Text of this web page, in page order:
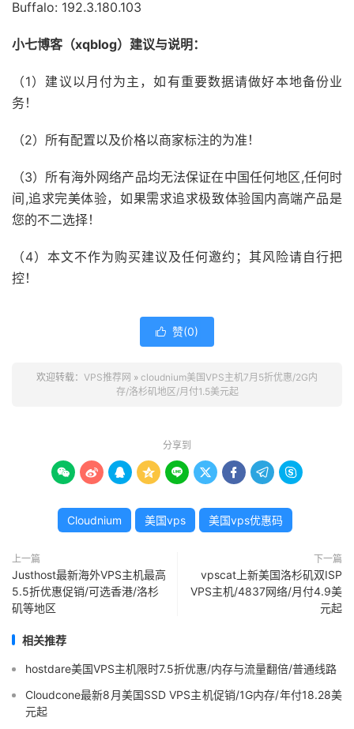
Buffalo: 192.3.180.103
小七博客（xqblog）建议与说明：
（1）建议以月付为主，如有重要数据请做好本地备份业
务！
（2）所有配置以及价格以商家标注的为准！
（3）所有海外网络产品均无法保证在中国任何地区,任何时
间,追求完美体验，如果需求追求极致体验国内高端产品是
您的不二选择！
（4）本文不作为购买建议及任何邀约；其风险请自行把
控！
 赞(0)
欢迎转载： VPS推荐网 » cloudnium美国VPS主机7月5折优惠/2G内
存/洛杉矶地区/月付1.5美元起
分享到
        
Cloudnium 美国vps 美国vps优惠码
上一篇
Justhost最新海外VPS主机最高
5.5折优惠促销/可选香港/洛杉
矶等地区
下一篇
vpscat上新美国洛杉矶双ISP
VPS主机/4837网络/月付4.9美
元起
相关推荐
hostdare美国VPS主机限时7.5折优惠/内存与流量翻倍/普通线路
Cloudcone最新8月美国SSD VPS主机促销/1G内存/年付18.28美
元起